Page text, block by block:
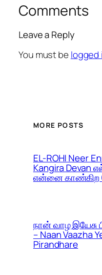
Comments
Leave a Reply
You must be logged
MORE POSTS
EL-ROHI Neer
Kangira Devan
என்னை
நான் வாழ இயேசு
– Naan Vaazha
Pirandhare